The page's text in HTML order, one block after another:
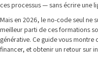
ces processus — sans écrire une
Mais en 2026, le no-code seul ne
meilleur parti de ces formations
générative. Ce guide vous
financer, et obtenir un retour sur